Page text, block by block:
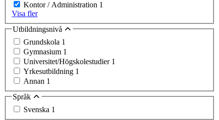
Kontor / Administration 1
Visa fler
Utbildningsnivå
Grundskola 1
Gymnasium 1
Universitet/Högskolestudier 1
Yrkesutbildning 1
Annan 1
Språk
Svenska 1